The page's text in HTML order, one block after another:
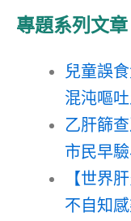
專題系列文章
兒童誤
混沌嘔
乙肝篩
市民早
【世界
不自知